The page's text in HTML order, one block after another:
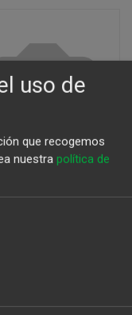
uso de
que recogemos
nuestra política de